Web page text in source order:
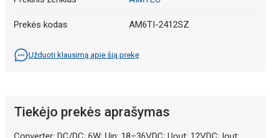
Prekės kodas AM6TI-2412SZ
Užduoti klausimą apie šią prekę
Tiekėjo prekės aprašymas